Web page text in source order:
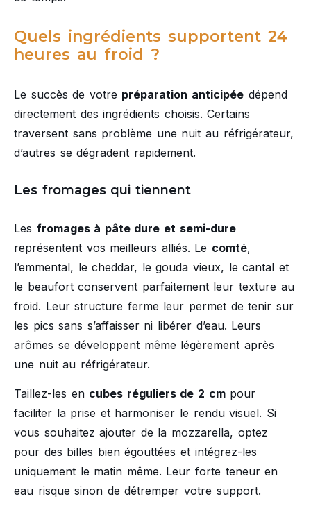
Quels ingrédients supportent 24
heures au froid ?
Le succès de votre préparation anticipée dépend
directement des ingrédients choisis. Certains
traversent sans problème une nuit au réfrigérateur,
d’autres se dégradent rapidement.
Les fromages qui tiennent
Les fromages à pâte dure et semi-dure
représentent vos meilleurs alliés. Le comté,
l’emmental, le cheddar, le gouda vieux, le cantal et
le beaufort conservent parfaitement leur texture au
froid. Leur structure ferme leur permet de tenir sur
les pics sans s’affaisser ni libérer d’eau. Leurs
arômes se développent même légèrement après
une nuit au réfrigérateur.
Taillez-les en cubes réguliers de 2 cmpour
faciliter la prise et harmoniser le rendu visuel. Si
vous souhaitez ajouter de la mozzarella, optez
pour des billes bien égouttées et intégrez-les
uniquement le matin même. Leur forte teneur en
eau risque sinon de détremper votre support.